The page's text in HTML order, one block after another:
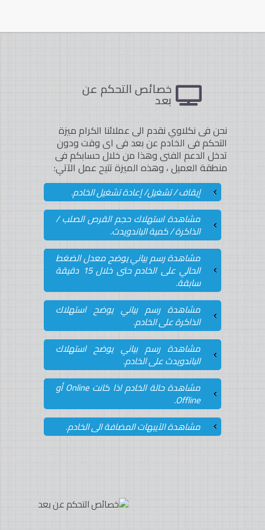
خصائص التحكم عن
بعد
نحن فى نكلاوي نقدم الى عملائنا الكرام ميزة
التحكم فى الخادم عن بعد فى اى وقت ودون
تدخل الدعم الفنى وهذا من خلال حسابكم فى
منطقة العميل ، وهذه الميزة تتيح عمل الآتي:
إيقاف / تشغيل/ إعادة تشغيل الخادم.
مشاهدة استهلاك حجم القرص الصلب /
الذاكرة / كمية الباندويدث.
مشاهدة رسم بياني يوضح معدل الضغط
الحالي على الخادم حتى خلال 15 دقيقة
سابقة.
مشاهدة رسم بياني يوضح استهلاك
الذاكرة على الخادم.
مشاهدة رسم بياني يوضح استهلاك
الباندويدث على الخادم.
مشاهدة حالة الخادم اذا كانت Online أو
Offline.
مشاهدة الآيبهات المضافة الى الخادم.